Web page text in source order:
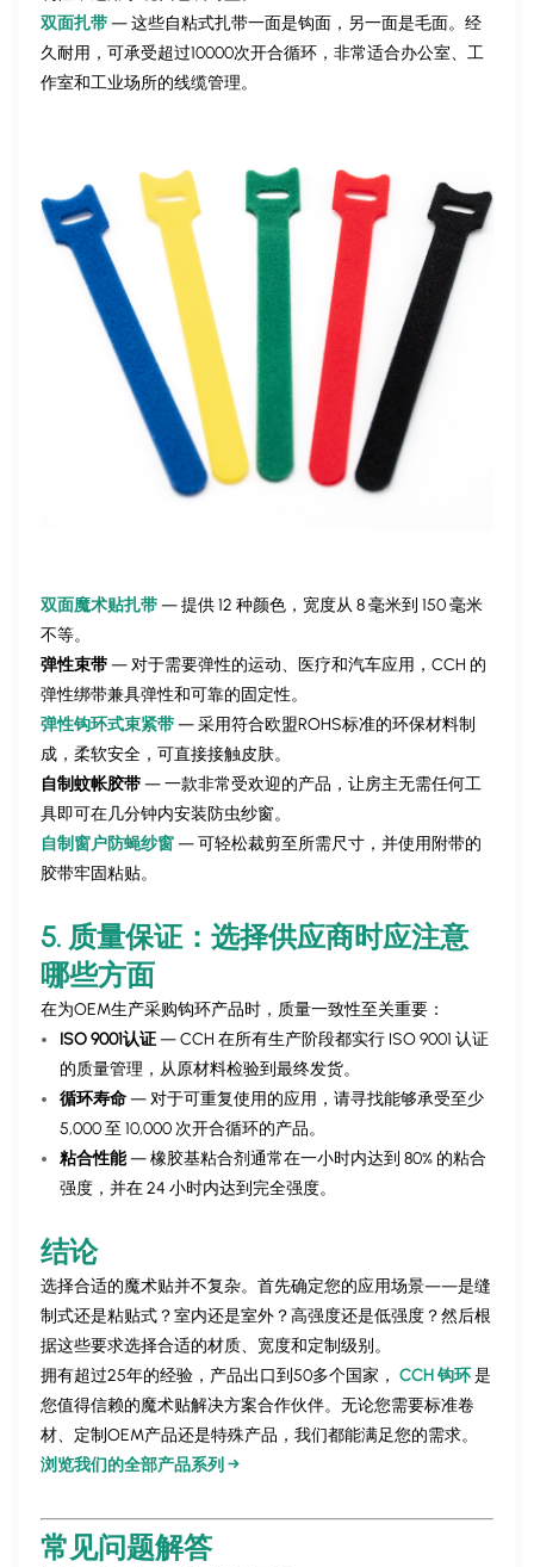
双面扎带— 这些自粘式扎带一面是钩面，另一面是毛面。经
久耐用，可承受超过10000次开合循环，非常适合办公室、工
作室和工业场所的线缆管理。
双面魔术贴扎带— 提供 12 种颜色，宽度从 8 毫米到 150 毫米
不等。
弹性束带— 对于需要弹性的运动、医疗和汽车应用，CCH 的
弹性绑带兼具弹性和可靠的固定性。
弹性钩环式束紧带— 采用符合欧盟ROHS标准的环保材料制
成，柔软安全，可直接接触皮肤。
自制蚊帐胶带— 一款非常受欢迎的产品，让房主无需任何工
具即可在几分钟内安装防虫纱窗。
自制窗户防蝇纱窗— 可轻松裁剪至所需尺寸，并使用附带的
胶带牢固粘贴。
5. 质量保证：选择供应商时应注意
哪些方面
在为OEM生产采购钩环产品时，质量一致性至关重要：
ISO 9001认证— CCH 在所有生产阶段都实行 ISO 9001 认证
的质量管理，从原材料检验到最终发货。
循环寿命— 对于可重复使用的应用，请寻找能够承受至少
5,000 至 10,000 次开合循环的产品。
粘合性能— 橡胶基粘合剂通常在一小时内达到 80% 的粘合
强度，并在 24 小时内达到完全强度。
结论
选择合适的魔术贴并不复杂。首先确定您的应用场景——是缝
制式还是粘贴式？室内还是室外？高强度还是低强度？然后根
据这些要求选择合适的材质、宽度和定制级别。
拥有超过25年的经验，产品出口到50多个国家，CCH 钩环是
您值得信赖的魔术贴解决方案合作伙伴。无论您需要标准卷
材、定制OEM产品还是特殊产品，我们都能满足您的需求。
浏览我们的全部产品系列 →
常见问题解答